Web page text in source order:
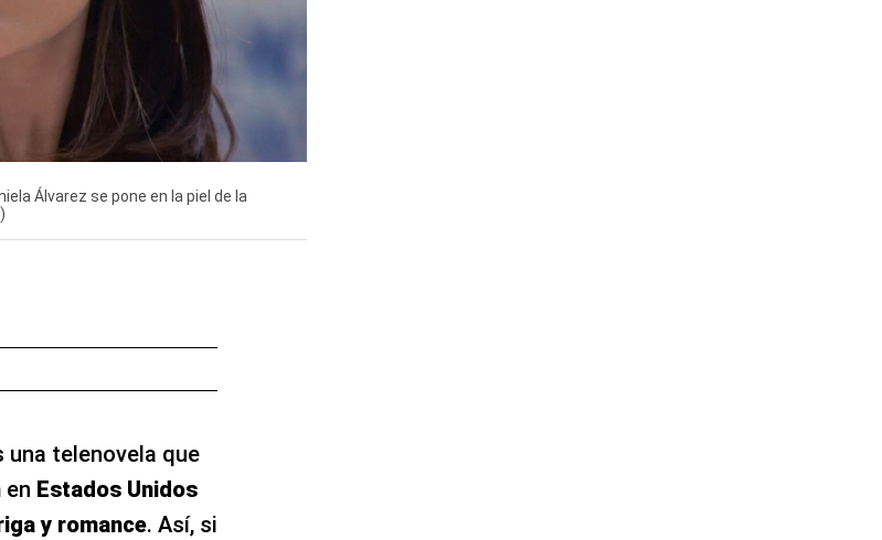
Álvarez se pone en la piel de la
una telenovela que
en Estados Unidos
y romance. Así, si